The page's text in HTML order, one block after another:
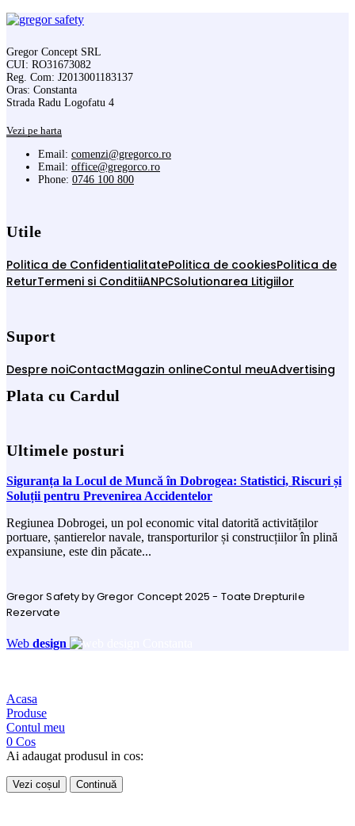
Gregor Concept SRL
CUI: RO31673082
Reg. Com: J2013001183137
Oras: Constanta
Strada Radu Logofatu 4
Vezi pe harta
Email: comenzi@gregorco.ro
Email: office@gregorco.ro
Phone: 0746 100 800
Utile
Politica de ConfidentialitatePolitica de cookiesPolitica de
ReturTermeni si ConditiiANPCSolutionarea Litigiilor
Suport
Despre noiContactMagazin onlineContul meuAdvertising
Plata cu Cardul
Ultimele posturi
Siguranța la Locul de Muncă în Dobrogea: Statistici, Riscuri și
Soluții pentru Prevenirea Accidentelor
Regiunea Dobrogei, un pol economic vital datorită activităților
portuare, șantierelor navale, transporturilor și construcțiilor în plină
expansiune, este din păcate...
Gregor Safety by Gregor Concept 2025 - Toate Drepturile
Rezervate
Web design
Acasa
Produse
Contul meu
0 Cos
Ai adaugat produsul in cos:
Vezi coșul Continuă